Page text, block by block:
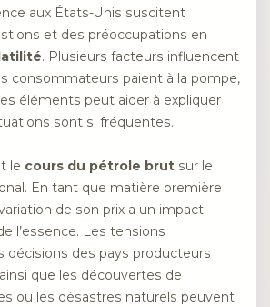
aux États-Unis suscitent
et des préoccupations en
. Plusieurs facteurs influencent
consommateurs paient à la pompe,
éléments peut aider à expliquer
sont si fréquentes.
le cours du pétrole brut sur le
En tant que matière première
de son prix a un impact
l’essence. Les tensions
décisions des pays producteurs
que les découvertes de
ou les désastres naturels peuvent